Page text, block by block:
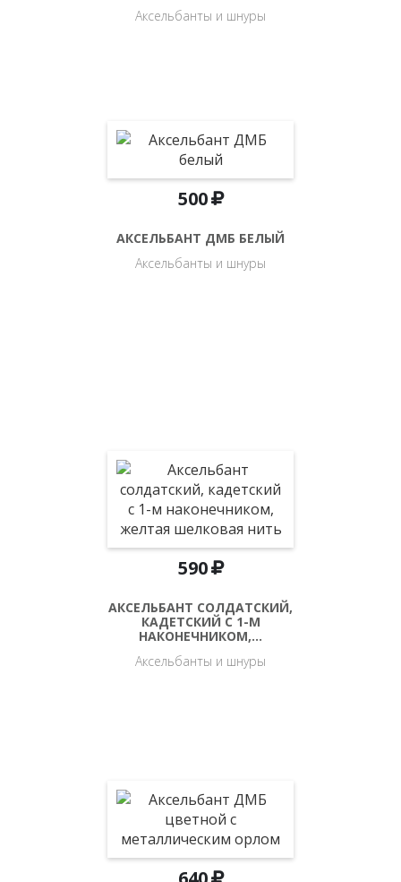
Аксельбанты и шнуры
500
АКСЕЛЬБАНТ ДМБ БЕЛЫЙ
Аксельбанты и шнуры
590
АКСЕЛЬБАНТ СОЛДАТСКИЙ,
КАДЕТСКИЙ С 1-М
НАКОНЕЧНИКОМ,…
Аксельбанты и шнуры